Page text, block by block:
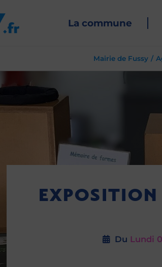
La commune
Mairie de Fussy
EXPOSITION
Du Lundi